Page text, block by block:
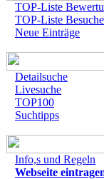
TOP-Liste
TOP-Liste
Neue Einträge
Detailsuche
Livesuche
TOP100
Suchtipps
Info,s und Regeln
Webseite